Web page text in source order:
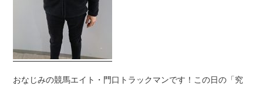
おなじみの競馬エイト・門口トラックマンです！この日の「究